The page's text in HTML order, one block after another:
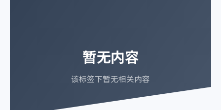
暂无内容
该标签下暂无相关内容